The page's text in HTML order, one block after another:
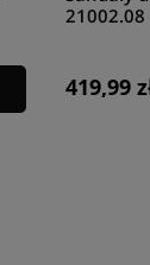
21002.08
419,99